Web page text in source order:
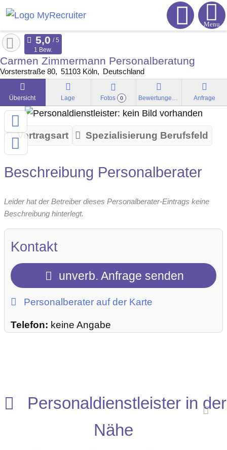
Menu
Carmen Zimmermann Personalberatung
Vorsterstraße 80 51103 Köln Deutschland
1 Bew.
Übersicht Lage Fotos 0 Bewertungen Anfrage
Vertragsart Spezialisierung Berufsfeld
Beschreibung Personalberater
Leider hat der Betreiber dieses Personalberater-Eintrags keine
Beschreibung hinterlegt.
Kontakt
unverb. Anfrage senden
Personalberater auf der Karte
Telefon: keine Angabe
Personaldienstleister in der
Nähe